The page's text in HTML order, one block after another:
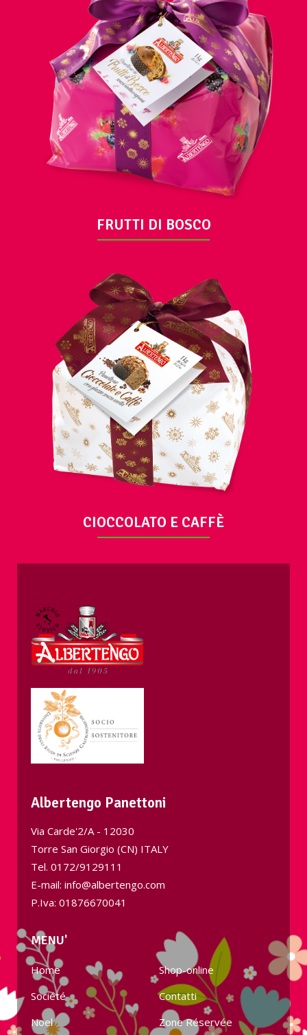
VUE
FRUTTI DI BOSCO
VUE
CIOCCOLATO E CAFFÈ
Albertengo Panettoni
Via Carde'2/A - 12030
Torre San Giorgio (CN) ITALY
Tel. 0172/9129111
E-mail: info@albertengo.com
P.Iva: 01876670041
MENU'
Home
Société
Noel
Shop-online
Contatti
Zone Réservée